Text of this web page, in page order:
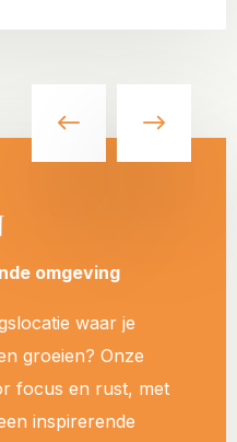
omgeving
waar je
groeien? Onze
focus en rust, met
inspirerende